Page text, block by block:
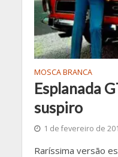
MOSCA BRANCA
Esplanada
suspiro
1 de fevereiro de
Raríssima versão